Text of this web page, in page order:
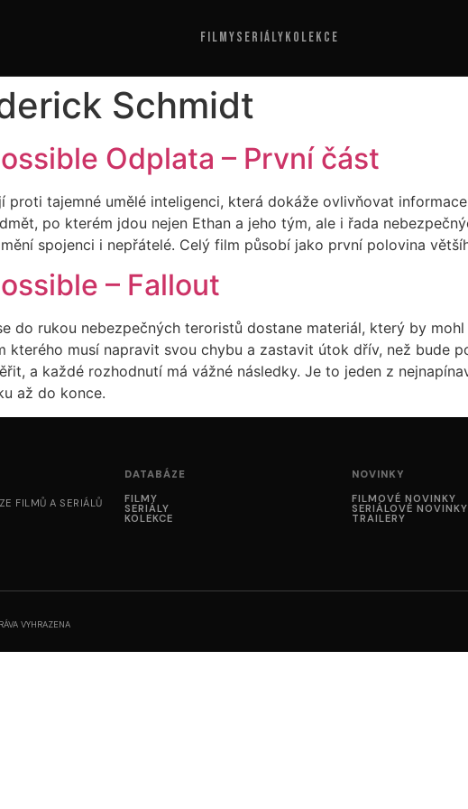
FILMYSERIÁLY KOLEKCE
Schmidt
Odplata – První část
proti tajemné umělé inteligenci, která dokáže ovlivňovat
po kterém jdou nejen Ethan a jeho tým, ale i řada
spojenci i nepřátelé. Celý film působí jako první polovina
– Fallout
do rukou nebezpečných teroristů dostane materiál, který by
kterého musí napravit svou chybu a zastavit útok dřív, než bude
a každé rozhodnutí má vážné následky. Je to jeden z
až do konce.
FILMŮ A SERIÁLŮ
DATABÁZE
FILMY
SERIÁLY
KOLEKCE
NOVINKY
FILMOVÉ NOVINKY
SERIÁLOVÉ NOVINKY
TRAILERY
VYHRAZENA